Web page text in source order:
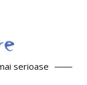
serioase